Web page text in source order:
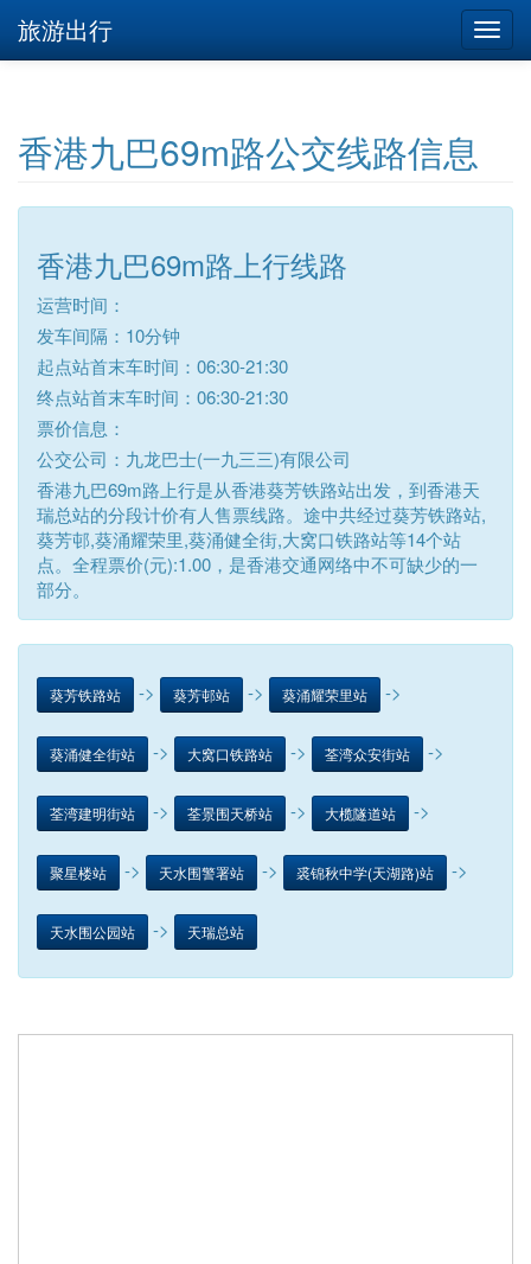
旅游出行
香港九巴69m路公交线路信息
香港九巴69m路上行线路
运营时间：
发车间隔：10分钟
起点站首末车时间：06:30-21:30
终点站首末车时间：06:30-21:30
票价信息：
公交公司：九龙巴士(一九三三)有限公司
香港九巴69m路上行是从香港葵芳铁路站出发，到香港天
瑞总站的分段计价有人售票线路。途中共经过葵芳铁路站,
葵芳邨,葵涌耀荣里,葵涌健全街,大窝口铁路站等14个站
点。全程票价(元):1.00，是香港交通网络中不可缺少的一
部分。
葵芳铁路站 -> 葵芳邨站 -> 葵涌耀荣里站 ->
葵涌健全街站 -> 大窝口铁路站 -> 荃湾众安街站 ->
荃湾建明街站 -> 荃景围天桥站 -> 大榄隧道站 ->
聚星楼站 -> 天水围警署站 -> 裘锦秋中学(天湖路)站 ->
天水围公园站 -> 天瑞总站